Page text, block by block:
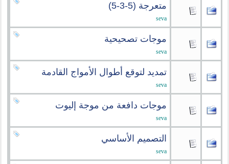
متعرجة (5-3-5)
seva
موجات تصحيحية
seva
تمديد لتوقع أطوال الأمواج القادمة
seva
موجات دافعة من موجة إليوت
seva
التصميم الأساسي
seva